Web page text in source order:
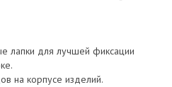
лапки для лучшей фиксации
на корпусе изделий.